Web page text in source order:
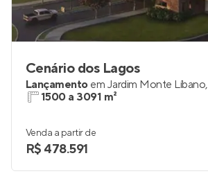
Cenário dos Lagos
Lançamento em Jardim Monte Líbano,
1500 a 3091 m²
Venda a partir de
R$ 478.591